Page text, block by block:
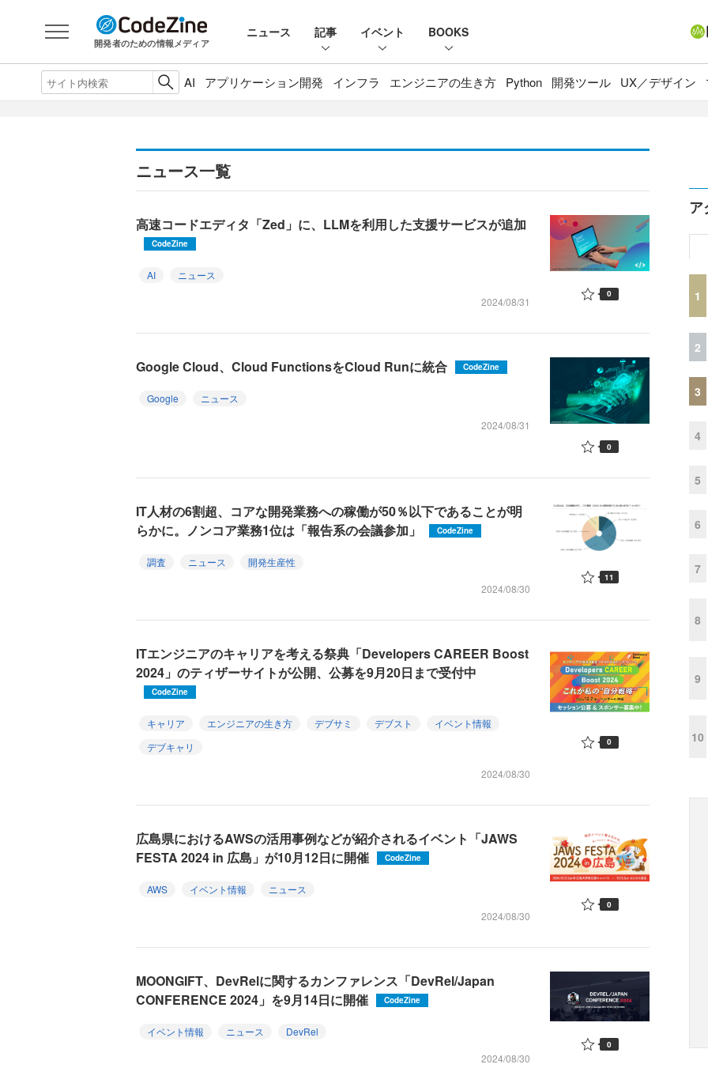
開発者のための情報メディア
ニュース 記事 イベント BOOKS
AI アプリケーション開発 インフラ エンジニアの生き方 Python 開発ツール UX／デザイン
ニュース一覧
高速コードエディタ「Zed」に、LLMを利用した支援サービスが追加
CodeZine
AI
ニュース
2024/08/31
0
Google Cloud、Cloud FunctionsをCloud Runに統合 CodeZine
Google
ニュース
2024/08/31
0
IT人材の6割超、コアな開発業務への稼働が50％以下であることが明
らかに。ノンコア業務1位は「報告系の会議参加」
CodeZine
調査 ニュース
開発生産性
2024/08/30
11
ITエンジニアのキャリアを考える祭典「Developers CAREER Boost
2024」のティザーサイトが公開、公募を9月20日まで受付中
CodeZine
キャリア エンジニアの生き方 デブサミ デブスト
イベント情報
デブキャリ
2024/08/30
0
広島県におけるAWSの活用事例などが紹介されるイベント「JAWS
FESTA 2024 in 広島」が10月12日に開催
CodeZine
AWS イベント情報
ニュース
2024/08/30
0
MOONGIFT、DevRelに関するカンファレンス「DevRel/Japan
CONFERENCE 2024」を9月14日に開催
CodeZine
イベント情報 ニュース
DevRel
2024/08/30
0
ア
1
2
3
4
5
6
7
8
9
10